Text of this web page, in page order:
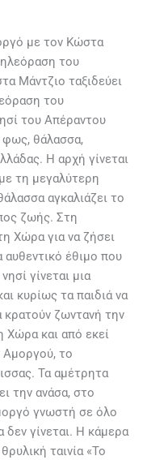
με τον Κώστα
του
Μάντζιο ταξιδεύει
του
του Απέραντου
φως, θάλασσα,
Η αρχή γίνεται
τη μεγαλύτερη
αγκαλιάζει το
ζωής. Στη
Χώρα για να ζήσει
αυθεντικό έθιμο που
γίνεται μια
κυρίως τα παιδιά να
κρατούν ζωντανή την
Χώρα και από εκεί
Αμοργού, το
Τα αμέτρητα
την ανάσα, στο
γνωστή σε όλο
γίνεται. Η κάμερα
ταινία «Το